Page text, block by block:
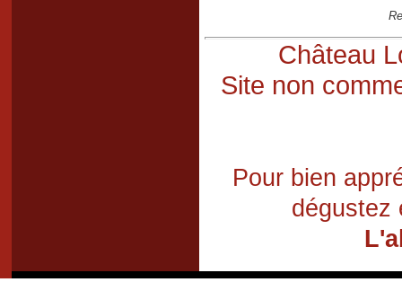
Château
Site non
Pour bien
dégustez